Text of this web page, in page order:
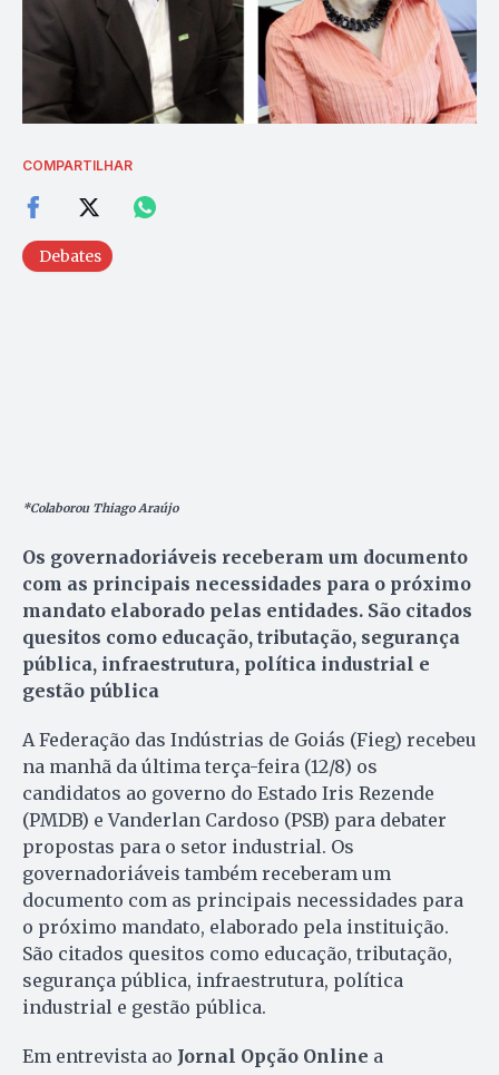
COMPARTILHAR
Debates
*Colaborou Thiago Araújo
Os governadoriáveis receberam um documento
com as principais necessidades para o próximo
mandato elaborado pelas entidades. São citados
quesitos como educação, tributação, segurança
pública, infraestrutura, política industrial e
gestão pública
A Federação das Indústrias de Goiás (Fieg) recebeu
na manhã da última terça-feira (12/8) os
candidatos ao governo do Estado Iris Rezende
(PMDB) e Vanderlan Cardoso (PSB) para debater
propostas para o setor industrial. Os
governadoriáveis também receberam um
documento com as principais necessidades para
o próximo mandato, elaborado pela instituição.
São citados quesitos como educação, tributação,
segurança pública, infraestrutura, política
industrial e gestão pública.
Em entrevista ao Jornal Opção Online a